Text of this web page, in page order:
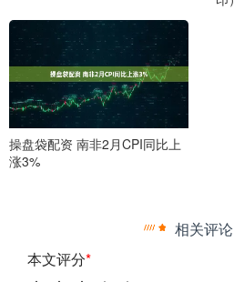
操盘袋配资 南非2月CPI同比上
涨3%
相关评论
本文评分*